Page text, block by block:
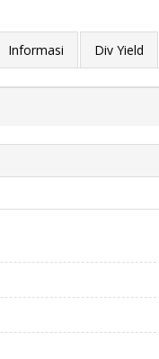
Informasi Div Yield